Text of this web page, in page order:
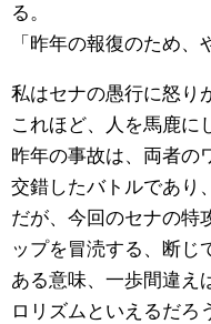
る。
「昨年の報復のため、
私はセナの愚行に怒り
これほど、人を馬鹿に
昨年の事故は、両者の
交錯したバトルであり
だが、今回のセナの特
ップを冒涜する、断じ
ある意味、一歩間違え
ロリズムといえるだろ